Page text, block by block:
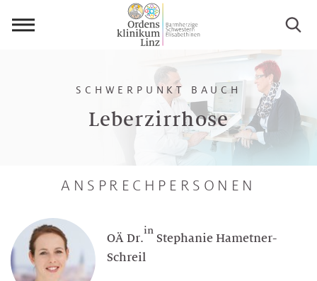
Leberzirrhose
SCHWERPUNKT BAUCH
ANSPRECHPERSONEN
OÄ Dr.
in
Stephanie Hametner-
Schreil